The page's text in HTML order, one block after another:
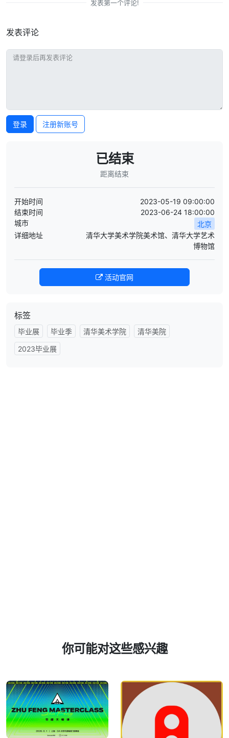
发表第一个评论!
发表评论
登录 注册新账号
已结束
距离结束
开始时间
2023-05-19 09:00:00
结束时间
2023-06-24 18:00:00
城市
北京
详细地址
清华大学美术学院美术馆、清华大学艺术
博物馆
活动官网
标签
毕业展 毕业季 清华美术学院
清华美院
2023毕业展
你可能对这些感兴趣